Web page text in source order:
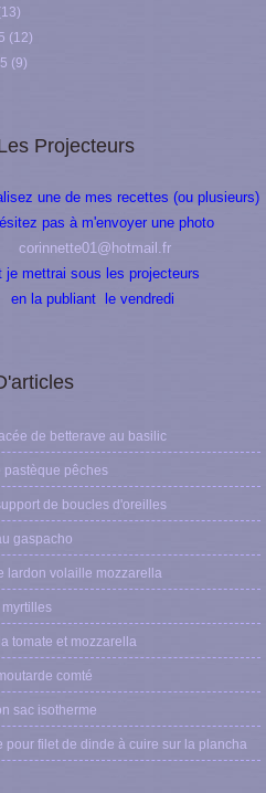
(12)
(9)
Projecteurs
une de mes recettes (ou plusieurs)
pas à m'envoyer une photo
corinnette01@hotmail.fr
je mettrai sous les projecteurs
en la publiant le vendredi
de betterave au basilic
pastèque pêches
de boucles d'oreilles
gaspacho
lardon volaille mozzarella
tomate et mozzarella
comté
sac isotherme
pour filet de dinde à cuire sur la plancha